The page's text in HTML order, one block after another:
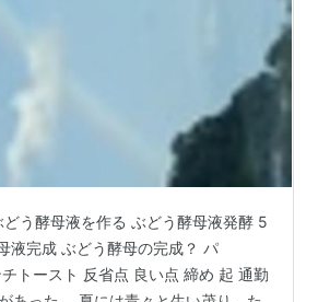
う酵母液を作る ぶどう酵母液発酵 5
液完成 ぶどう酵母の完成？ パ
トースト 反省点 良い点 締め 起 通勤